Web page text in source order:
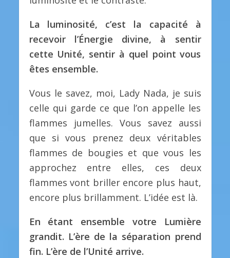
La luminosité, c’est la capacité à
recevoir l’Énergie divine, à sentir
cette Unité, sentir à quel point vous
êtes ensemble.
Vous le savez, moi, Lady Nada, je suis
celle qui garde ce que l’on appelle les
flammes jumelles. Vous savez aussi
que si vous prenez deux véritables
flammes de bougies et que vous les
approchez entre elles, ces deux
flammes vont briller encore plus haut,
encore plus brillamment. L’idée est là.
En étant ensemble votre Lumière
grandit. L’ère de la séparation prend
fin. L’ère de l’Unité arrive.